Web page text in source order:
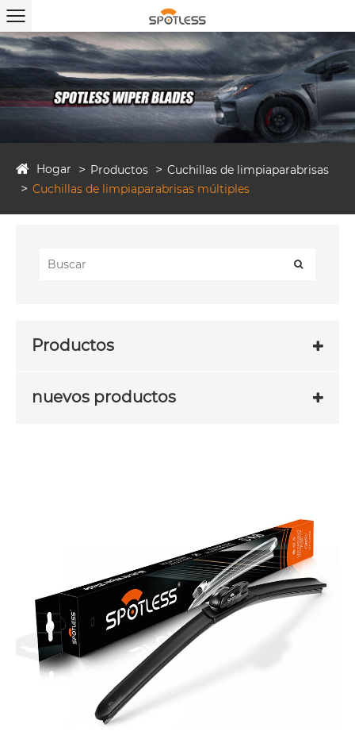
Hogar Productos
Cuchillas de limpiaparabrisas
Cuchillas de limpiaparabrisas múltiples
Productos
nuevos productos